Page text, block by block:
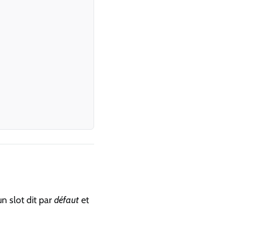
slot dit par défaut et